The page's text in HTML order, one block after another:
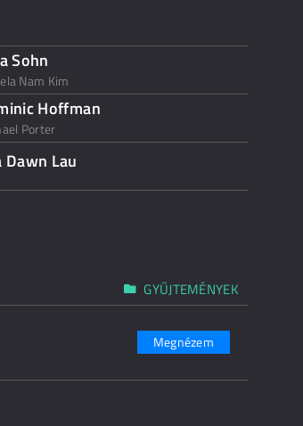
Sohn
Nam Kim
Hoffman
Porter
Dawn Lau
GYŰJTEMÉNYEK
Megnézem